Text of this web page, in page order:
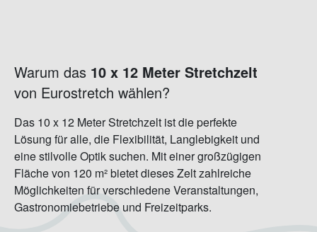
Warum das 10 x 12 Meter Stretchzelt
von Eurostretch wählen?
Das 10 x 12 Meter Stretchzelt ist die perfekte
Lösung für alle, die Flexibilität, Langlebigkeit und
eine stilvolle Optik suchen. Mit einer großzügigen
Fläche von 120 m² bietet dieses Zelt zahlreiche
Möglichkeiten für verschiedene Veranstaltungen,
Gastronomiebetriebe und Freizeitparks.